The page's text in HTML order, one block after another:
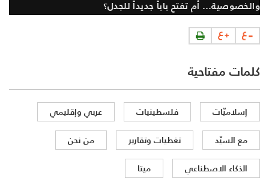
والخصوصية… أم تفتح باباً جديداً للجدل؟
كلمات مفتاحية
إسلاميّات فلسطينيات
عربي وإقليمي
مع السيّد
تغطيات وتقارير
من نحن
الذكاء الاصطناعي
ميتا